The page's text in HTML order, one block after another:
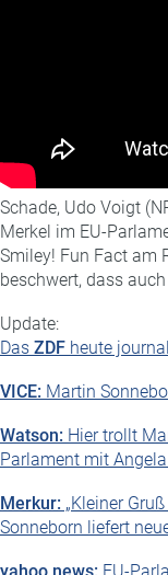
Schade, Udo Voigt
Merkel im EU-
Smiley! Fun Fact am
beschwert, dass auch
Update:
Das ZDF heute
VICE: Martin
Watson: Hier trollt
Parlament mit
Merkur: „Kleiner
Sonneborn liefert